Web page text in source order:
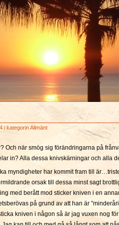
i kategorinAllmänt
Och när smög sig förändringarna på
in? Alla dessa knivskärningar och alla
myndigheter har kommit fram till
orsak till dessa minst sagt
med berått mod sticker kniven i en
på grund av att han är
kniven i någon så är jag vuxen nog